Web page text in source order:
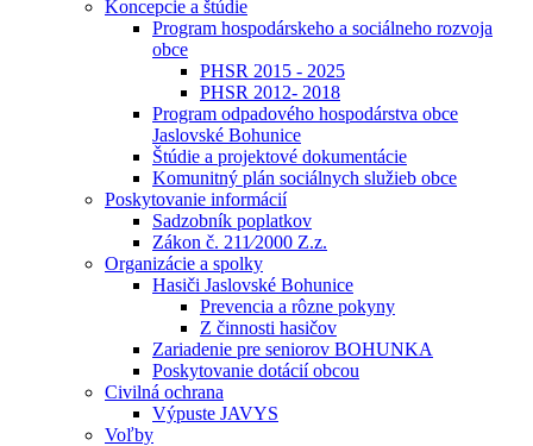
Koncepcie a štúdie
Program hospodárskeho a sociálneho rozvoja
obce
PHSR 2015 - 2025
PHSR 2012- 2018
Program odpadového hospodárstva obce
Jaslovské Bohunice
Štúdie a projektové dokumentácie
Komunitný plán sociálnych služieb obce
Poskytovanie informácií
Sadzobník poplatkov
Zákon č. 211⁄2000 Z.z.
Organizácie a spolky
Hasiči Jaslovské Bohunice
Prevencia a rôzne pokyny
Z činnosti hasičov
Zariadenie pre seniorov BOHUNKA
Poskytovanie dotácií obcou
Civilná ochrana
Výpuste JAVYS
Voľby